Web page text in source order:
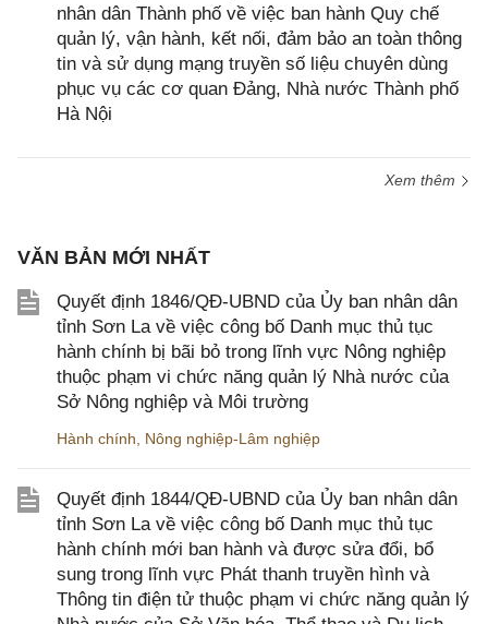
nhân dân Thành phố về việc ban hành Quy chế
quản lý, vận hành, kết nối, đảm bảo an toàn thông
tin và sử dụng mạng truyền số liệu chuyên dùng
phục vụ các cơ quan Đảng, Nhà nước Thành phố
Hà Nội
Xem thêm
VĂN BẢN MỚI NHẤT
Quyết định 1846/QĐ-UBND của Ủy ban nhân dân
tỉnh Sơn La về việc công bố Danh mục thủ tục
hành chính bị bãi bỏ trong lĩnh vực Nông nghiệp
thuộc phạm vi chức năng quản lý Nhà nước của
Sở Nông nghiệp và Môi trường
Hành chính Nông nghiệp-Lâm nghiệp
Quyết định 1844/QĐ-UBND của Ủy ban nhân dân
tỉnh Sơn La về việc công bố Danh mục thủ tục
hành chính mới ban hành và được sửa đổi, bổ
sung trong lĩnh vực Phát thanh truyền hình và
Thông tin điện tử thuộc phạm vi chức năng quản lý